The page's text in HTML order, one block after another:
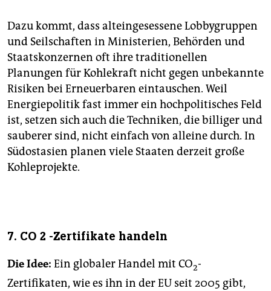
Dazu kommt, dass alteingesessene Lobbygruppen
und Seilschaften in Ministerien, Behörden und
Staatskonzernen oft ihre traditionellen
Planungen für Kohlekraft nicht gegen unbekannte
Risiken bei Erneuerbaren eintauschen. Weil
Energiepolitik fast immer ein hochpolitisches Feld
ist, setzen sich auch die Techniken, die billiger und
sauberer sind, nicht einfach von alleine durch. In
Südostasien planen viele Staaten derzeit große
Kohleprojekte.
7. CO 2 -Zertifikate handeln
Die Idee: Ein globaler Handel mit CO2-
Zertifikaten, wie es ihn in der EU seit 2005 gibt,